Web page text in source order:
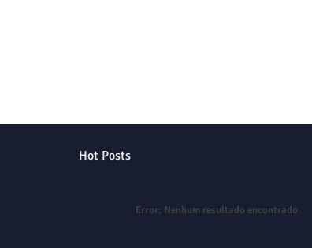
Hot Posts
Error: Nenhum resultado encontrado